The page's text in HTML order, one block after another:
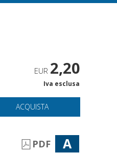
EUR 2,20
Iva esclusa
ACQUISTA
PDF A